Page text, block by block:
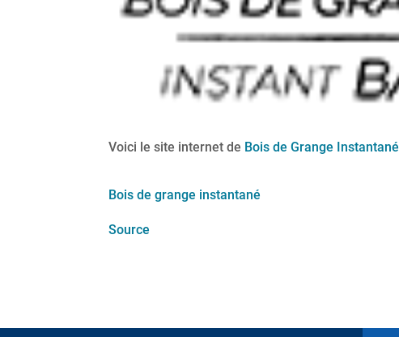
Voici le site internet de Bois de Grange Instantané
Bois de grange instantané
Source